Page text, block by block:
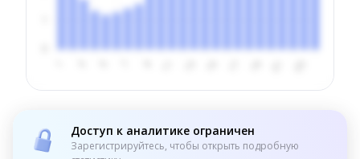
Доступ к аналитике ограничен
Зарегистрируйтесь, чтобы открыть подробную